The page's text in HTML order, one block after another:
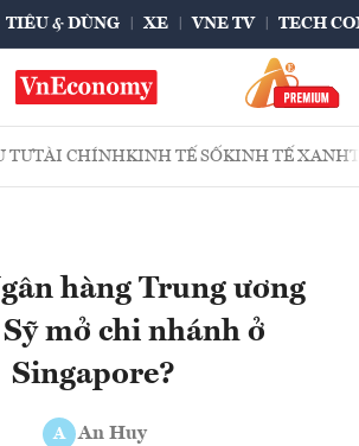
TIÊU & DÙNG XE VNE TV TECH
TƯTÀI CHÍNHKINH TẾ SỐKINH TẾ XANH
hàng Trung ương
mở chi nhánh ở
Singapore?
A An Huy